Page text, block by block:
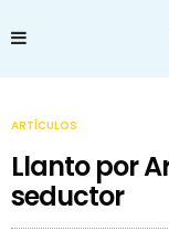
ARTÍCULOS
Llanto por
seductor